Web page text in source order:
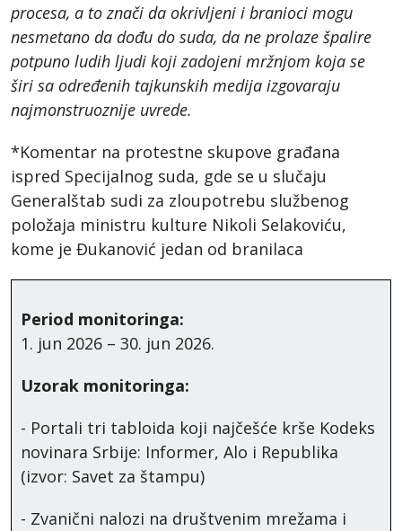
procesa, a to znači da okrivljeni i branioci mogu
nesmetano da dođu do suda, da ne prolaze špalire
potpuno ludih ljudi koji zadojeni mržnjom koja se
širi sa određenih tajkunskih medija izgovaraju
najmonstruoznije uvrede.
*Komentar na protestne skupove građana
ispred Specijalnog suda, gde se u slučaju
Generalštab sudi za zloupotrebu službenog
položaja ministru kulture Nikoli Selakoviću,
kome je Đukanović jedan od branilaca
Period monitoringa:
1. jun 2026 – 30. jun 2026.
Uzorak monitoringa:
- Portali tri tabloida koji najčešće krše Kodeks
novinara Srbije: Informer, Alo i Republika
(izvor: Savet za štampu)
- Zvanični nalozi na društvenim mrežama i